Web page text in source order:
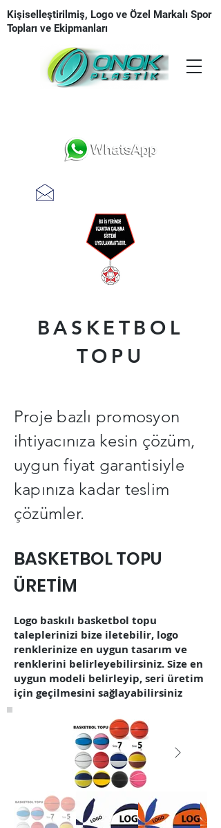
Kişiselleştirilmiş, Logo ve Özel Markalı Spor
Topları ve Ekipmanları
teklifal @ onokplastik.com
BASKETBOL
TOPU
Proje bazlı promosyon
ihtiyacınıza kesin çözüm,
uygun fiyat garantisiyle
kapınıza kadar teslim
çözümler.
BASKETBOL TOPU
ÜRETİM
Logo baskılı basketbol topu
taleplerinizi bize iletebilir, logo
renklerinize en uygun tasarım ve
renklerini belirleyebilirsiniz. Size en
uygun modeli belirleyip, seri üretim
için geçilmesini sağlayabilirsiniz